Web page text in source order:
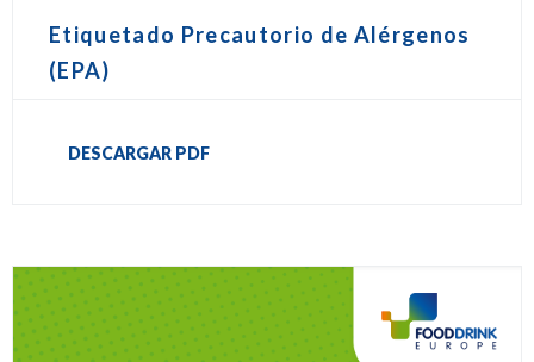
Etiquetado Precautorio de Alérgenos
(EPA)
DESCARGAR PDF